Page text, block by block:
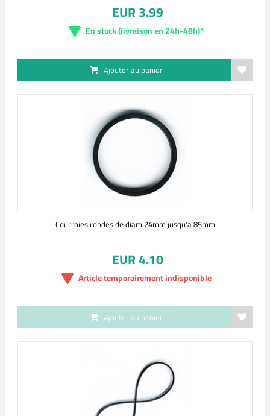
EUR 3.99
En stock (livraison en 24h-48h)*
Ajouter au panier
Courroies rondes de diam.24mm jusqu'à 85mm
EUR 4.10
Article temporairement indisponible
Ajouter au panier